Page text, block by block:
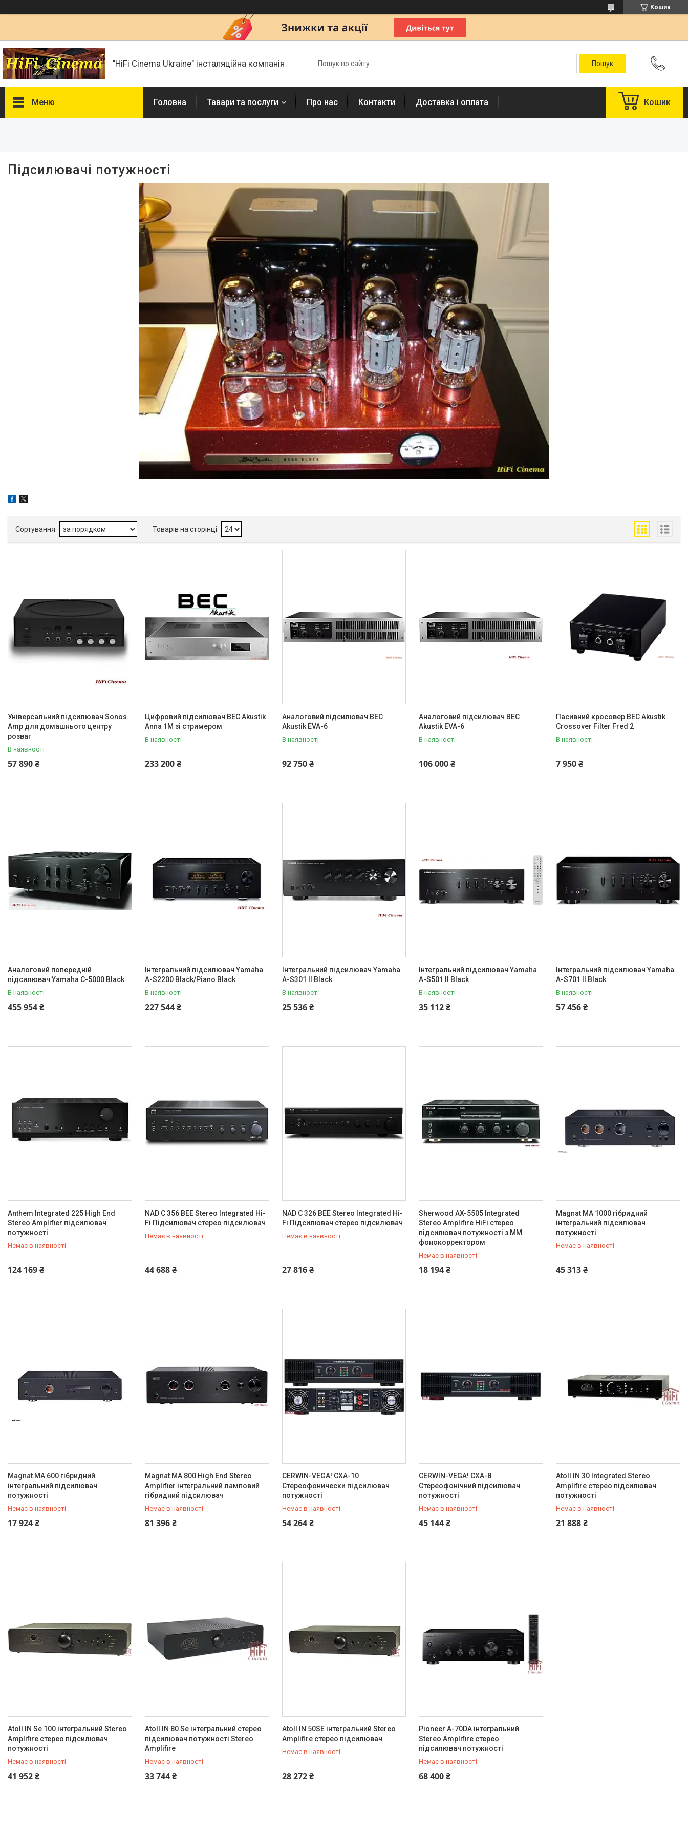
Кошик
"HiFi Cinema Ukraine" інсталяційна компанія
Меню Головна Тавари та послуги Про нас Контакти Доставка і оплата Кошик
Підсилювачі потужності
Універсальний підсилювач Sonos
Amp для домашнього центру
розваг
В наявності
57 890 ₴
Цифровий підсилювач BEC Akustik
Anna 1M зі стримером
В наявності
233 200 ₴
Аналоговий підсилювач BEC
Akustik EVA-6
В наявності
92 750 ₴
Аналоговий підсилювач BEC
Akustik EVA-6
В наявності
106 000 ₴
Пасивний кросовер BEC Akustik
Crossover Filter Fred 2
В наявності
7 950 ₴
Аналоговий попередній
підсилювач Yamaha C-5000 Black
В наявності
455 954 ₴
Інтегральний підсилювач Yamaha
A-S2200 Black/Piano Black
В наявності
227 544 ₴
Інтегральний підсилювач Yamaha
A-S301 II Black
В наявності
25 536 ₴
Інтегральний підсилювач Yamaha
A-S501 II Black
В наявності
35 112 ₴
Інтегральний підсилювач Yamaha
A-S701 II Black
В наявності
57 456 ₴
Anthem Integrated 225 High End
Stereo Amplifier підсилювач
потужності
Немає в наявності
124 169 ₴
+380 (67) 803-21-84
NAD C 356 BEE Stereo Integrated Hi-
Fi Підсилювач стерео підсилювач
Немає в наявності
44 688 ₴
+380 (67) 803-21-84
NAD C 326 BEE Stereo Integrated Hi-
Fi Підсилювач стерео підсилювач
Немає в наявності
27 816 ₴
+380 (67) 803-21-84
Sherwood AX-5505 Integrated
Stereo Amplifire HiFi стерео
підсилювач потужності з ММ
фонокорректором
Немає в наявності
18 194 ₴
+380 (67) 803-21-84
Magnat MA 1000 гібридний
інтегральний підсилювач
потужності
Немає в наявності
45 313 ₴
+380 (67) 803-21-84
Magnat MA 600 гібридний
інтегральний підсилювач
потужності
Немає в наявності
17 924 ₴
+380 (67) 803-21-84
Magnat MA 800 High End Stereo
Amplifier інтегральний ламповий
гібридний підсилювач
Немає в наявності
81 396 ₴
+380 (67) 803-21-84
CERWIN-VEGA! CXA-10
Стереофонически підсилювач
потужності
Немає в наявності
54 264 ₴
+380 (67) 803-21-84
CERWIN-VEGA! CXA-8
Стереофонічний підсилювач
потужності
Немає в наявності
45 144 ₴
+380 (67) 803-21-84
Atoll IN 30 Integrated Stereo
Amplifire стерео підсилювач
потужності
Немає в наявності
21 888 ₴
+380 (67) 803-21-84
Atoll IN Se 100 інтегральний Stereo
Amplifire стерео підсилювач
потужності
Немає в наявності
41 952 ₴
+380 (67) 803-21-84
Atoll IN 80 Se інтегральний стерео
підсилювач потужності Stereo
Amplifire
Немає в наявності
33 744 ₴
+380 (67) 803-21-84
Atoll IN 50SE інтегральний Stereo
Amplifire стерео підсилювач
Немає в наявності
28 272 ₴
+380 (67) 803-21-84
Pioneer A-70DA інтегральний
Stereo Amplifire стерео
підсилювач потужності
Немає в наявності
68 400 ₴
+380 (67) 803-21-84